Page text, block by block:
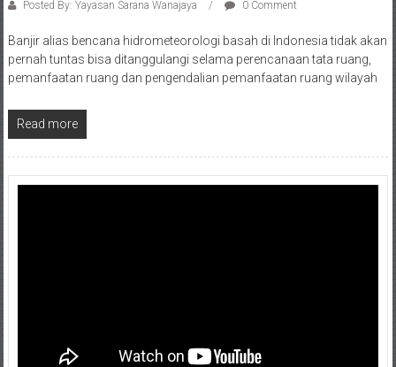
Posted By: Yayasan Sarana Wanajaya 0 Comment
Banjir alias bencana hidrometeorologi basah di Indonesia tidak akan
pernah tuntas bisa ditanggulangi selama perencanaan tata ruang,
pemanfaatan ruang dan pengendalian pemanfaatan ruang wilayah
Read more